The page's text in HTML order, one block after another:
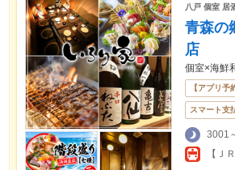
八戸 個室 居
青森の
店
個室×海鮮
【アプリ
スマート支
3001